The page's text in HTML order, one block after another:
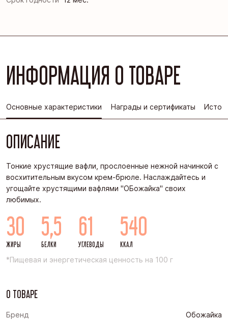
ИНФОРМАЦИЯ О ТОВАРЕ
Основные характеристики Награды и сертификаты
ОПИСАНИЕ
Тонкие хрустящие вафли, прослоенные нежной начинкой с
восхитительным вкусом крем-брюле. Наслаждайтесь и
угощайте хрустящими вафлями "ОБожайка" своих
любимых.
30
ЖИРЫ
5,5
БЕЛКИ
61
УГЛЕВОДЫ
540
ККАЛ
*Пищевая и энергетическая ценность на 100 г
О ТОВАРЕ
Бренд Обожайка